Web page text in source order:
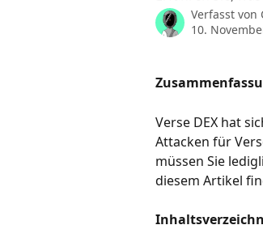
Verfasst von
10.
Verse DEX hat
Attacken für
müssen Sie
diesem Artikel